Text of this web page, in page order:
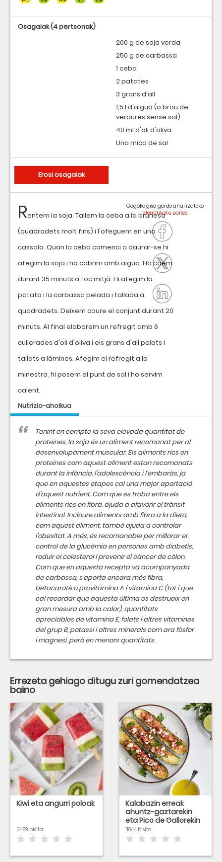
Rentem la soja. Tallem la ceba a la brunesa
(quadradets molt fins) i l'ofeguem en una
cassola. Quan la ceba comenci a daurar-se hi
afegim la soja i ho cobrim amb aigua. Ho coem
durant 35 minuts a foc mitjà. Hi afegim la
patata i la carbassa pelada i tallada a
quadradets. Deixem coure el conjunt durant 20
minuts. Al final elaborem un refregit amb 6
cullerades d'oli d'oliva i els grans d'all pelats i
tallats a làmines. Afegim el refregit a la
minestra, hi posem el punt de sal i ho servim
calent.
Nutrizio-aholkua
Tenint en compte la seva elevada quantitat de
proteïnes, la soja és un aliment recomanat per al
desenvolupament muscular. Els aliments rics en
proteïnes com aquest aliment estan recomanats
durant la infància, l'adolescència i l'embaràs, ja
que en aquestes etapes cal una major aportació
d'aquest nutrient. Com que es troba entre els
aliments rics en fibra, ajuda a afavorir el trànsit
intestinal. Incloure aliments amb fibra a la dieta,
com aquest aliment, també ajuda a controlar
l'obesitat. A més, és recomanable per millorar el
control de la glucèmia en persones amb diabetis,
reduir el colesterol i prevenir el càncer de còlon.
Com que en aquesta recepta va acompanyada
de carbassa, s'aporta encara més fibra,
betacarotè o provitamina A i vitamina C (tot i que
cal recordar que aquesta última es destrueix en
gran mesura amb la calor), quantitats
apreciables de vitamina E, folats i altres vitamines
del grup B, potassi i altres minerals com ara fòsfor
i magnesi, però en menors quantitats.
Gogoko gisa gorde ahal izateko
Osagaiak(4 pertsonak)
200 g de soja verda
250 g de carbassa
1 ceba
2 patates
3 grans d'all
1,5 l d'aigua (o brou de
verdures sense sal)
40 ml d'oli d'oliva
Una mica de sal
Erosi osagaiak
Errezeta gehiago ditugu zuri gomendatzea
baino
Kiwi eta angurri poloak
3489 bisita
Kalabazin erreak
ahuntz-gaztarekin
eta Pico de Gallorekin
11844 bisita